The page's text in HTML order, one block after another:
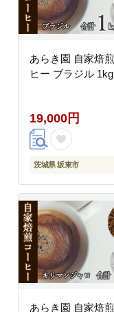
あらき園 自家焙
ヒー ブラジル 1kg
19,000円
茨城県 坂東市
あらき園 自家焙